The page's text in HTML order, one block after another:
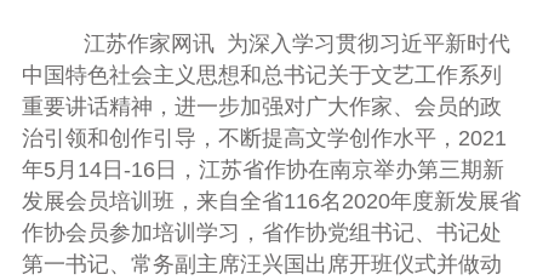
江苏作家网讯 为深入学习贯彻习近平新时代
中国特色社会主义思想和总书记关于文艺工作系列
重要讲话精神，进一步加强对广大作家、会员的政
治引领和创作引导，不断提高文学创作水平， 2021
年5月 14日 -16日，江苏省作协在南京举办第三期新
发展会员培训班，来自全省116名 2020年度新发展省
作协会员参加培训学习，省作协党组书记、书记处
第一书记、常务副主席汪兴国出席开班仪式并做动